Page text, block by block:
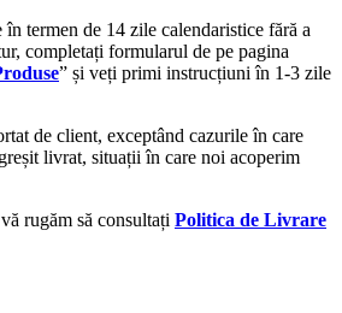
termen de 14 zile calendaristice fără a
completați formularul de pe pagina
” și veți primi instrucțiuni în 1-3 zile
de client, exceptând cazurile în care
livrat, situații în care noi acoperim
rugăm să consultați Politica de Livrare